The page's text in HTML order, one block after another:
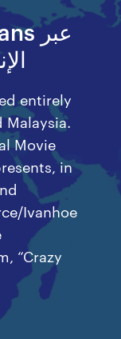
entirely
Movie
in
Ivanhoe
“Crazy